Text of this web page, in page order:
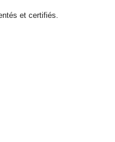
et certifiés.